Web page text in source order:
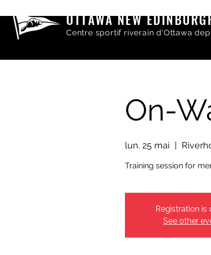
OTTAWA NEW
Centre sportif riverain d'Ottawa
On-
lun. 25 mai
Training session for
Registration is
See other